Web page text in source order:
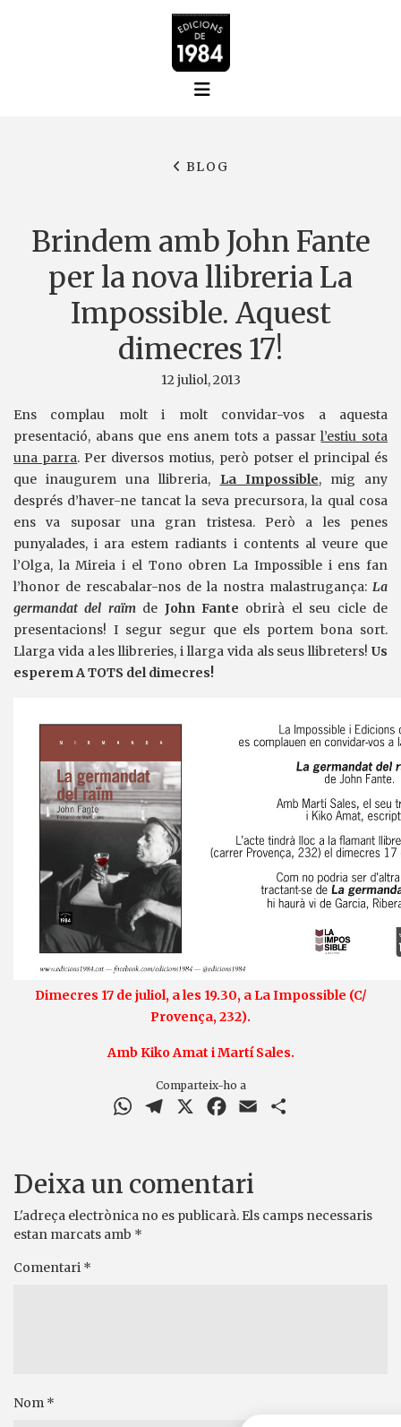
BLOG
Brindem amb John Fante
per la nova llibreria La
Impossible. Aquest
dimecres 17!
12 juliol, 2013
Ens complau molt i molt convidar-vos a aquesta
presentació, abans que ens anem tots a passarl’estiu sota
una parra. Per diversos motius, però potser el principal és
que inaugurem una llibreria, La Impossible, mig any
després d’haver-ne tancat la seva precursora, la qual cosa
ens va suposar una gran tristesa. Però a les penes
punyalades, i ara estem radiants i contents al veure que
l’Olga, la Mireia i el Tono obren La Impossible i ens fan
l’honor de rescabalar-nos de la nostra malastrugança: La
germandat del raïmde John Fante obrirà el seu cicle de
presentacions! I segur segur que els portem bona sort.
Llarga vida a les llibreries, i llarga vida als seus llibreters! Us
esperem A TOTS del dimecres!
Dimecres 17 de juliol, a les 19.30, a La Impossible (C/
Provença, 232).
Amb Kiko Amat i Martí Sales.
Comparteix-ho a
WhatsAppTelegram Facebook
Email
Deixa un comentari
L'adreça electrònica no es publicarà. Els camps necessaris
estan marcats amb *
Comentari *
Nom *